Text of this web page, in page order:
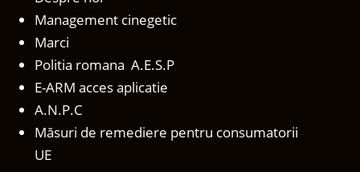
Management cinegetic
Marci
Politia romana A.E.S.P
E-ARM acces aplicatie
A.N.P.C
Măsuri de remediere pentru consumatorii
UE